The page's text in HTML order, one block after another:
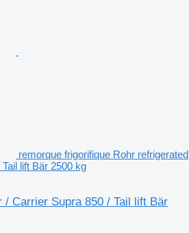
remorque frigorifique Rohr refrigerated
lift Bär 2500 kg
/ Carrier Supra 850 / Tail lift Bär